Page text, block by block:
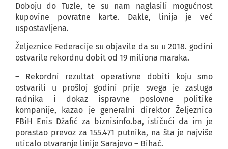
Doboju do Tuzle, te su nam naglasili mogućnost
kupovine povratne karte. Dakle, linija je već
uspostavljena.
Željeznice Federacije su objavile da su u 2018. godini
ostvarile rekordnu dobit od 19 miliona maraka.
– Rekordni rezultat operativne dobiti koju smo
ostvarili u prošloj godini prije svega je zasluga
radnika i dokaz ispravne poslovne politike
kompanije, kazao je generalni direktor Željeznica
FBiH Enis Džafić za biznisinfo.ba, ističući da im je
porastao prevoz za 155.471 putnika, na šta je najviše
uticalo otvaranje linije Sarajevo – Bihać.